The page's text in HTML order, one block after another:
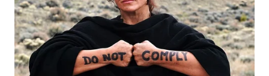
WN
TANGERANG
WN